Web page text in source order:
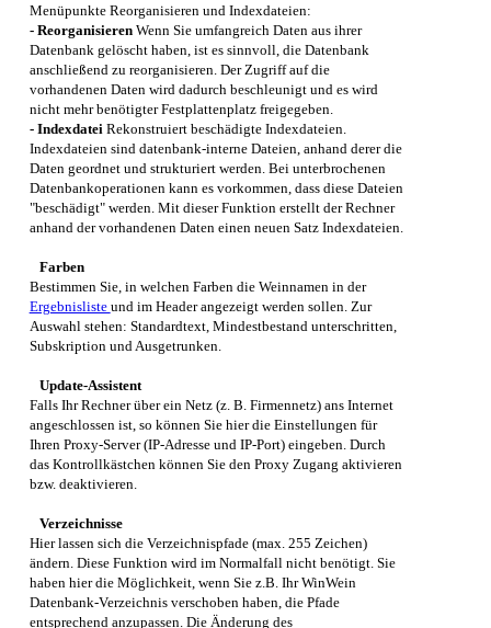
Menüpunkte Reorganisieren und Indexdateien:
- Reorganisieren Wenn Sie umfangreich Daten aus ihrer
Datenbank gelöscht haben, ist es sinnvoll, die Datenbank
anschließend zu reorganisieren. Der Zugriff auf die
vorhandenen Daten wird dadurch beschleunigt und es wird
nicht mehr benötigter Festplattenplatz freigegeben.
- Indexdatei Rekonstruiert beschädigte Indexdateien.
Indexdateien sind datenbank-interne Dateien, anhand derer die
Daten geordnet und strukturiert werden. Bei unterbrochenen
Datenbankoperationen kann es vorkommen, dass diese Dateien
"beschädigt" werden. Mit dieser Funktion erstellt der Rechner
anhand der vorhandenen Daten einen neuen Satz Indexdateien.
Farben
Bestimmen Sie, in welchen Farben die Weinnamen in der
Ergebnisliste und im Header angezeigt werden sollen. Zur
Auswahl stehen: Standardtext, Mindestbestand unterschritten,
Subskription und Ausgetrunken.
Update-Assistent
Falls Ihr Rechner über ein Netz (z. B. Firmennetz) ans Internet
angeschlossen ist, so können Sie hier die Einstellungen für
Ihren Proxy-Server (IP-Adresse und IP-Port) eingeben. Durch
das Kontrollkästchen können Sie den Proxy Zugang aktivieren
bzw. deaktivieren.
Verzeichnisse
Hier lassen sich die Verzeichnispfade (max. 255 Zeichen)
ändern. Diese Funktion wird im Normalfall nicht benötigt. Sie
haben hier die Möglichkeit, wenn Sie z.B. IhrWinWein
Datenbank-Verzeichnis verschoben haben, die Pfade
entsprechend anzupassen. Die Änderung des